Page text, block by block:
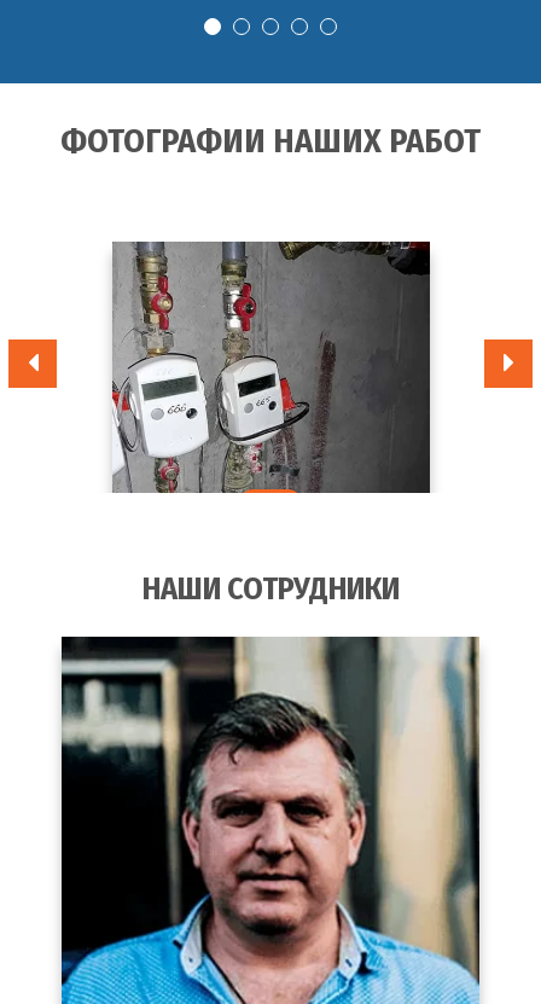
ФОТОГРАФИИ НАШИХ РАБОТ
НАШИ СОТРУДНИКИ